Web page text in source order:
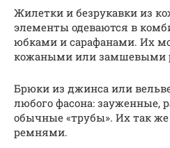
Жилетки и безрукавки из
элементы одеваются в
юбками и сарафанами. Их
кожаными или замшевыми
Брюки из джинса или
любого фасона: зауженные,
обычные «трубы». Их так
ремнями.